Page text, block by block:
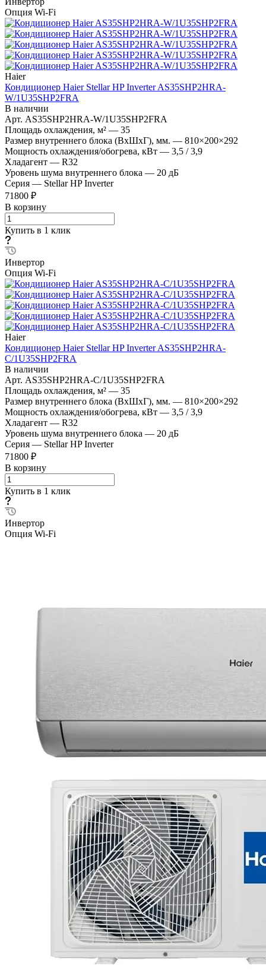
Опция Wi-Fi
Haier
Кондиционер Haier Stellar HP Inverter AS35SHP2HRA-
W/1U35SHP2FRA
В наличии
Арт. AS35SHP2HRA-W/1U35SHP2FRA
Площадь охлаждения, м² — 35
Размер внутреннего блока (ВхШхГ), мм. — 810×200×292
Мощность охлаждения/обогрева, кВт — 3,5 / 3,9
Хладагент — R32
Уровень шума внутреннего блока — 20 дБ
Серия — Stellar HP Inverter
71800 ₽
В корзину
Купить в 1 клик
Инвертор
Опция Wi-Fi
Haier
Кондиционер Haier Stellar HP Inverter AS35SHP2HRA-
C/1U35SHP2FRA
В наличии
Арт. AS35SHP2HRA-C/1U35SHP2FRA
Площадь охлаждения, м² — 35
Размер внутреннего блока (ВхШхГ), мм. — 810×200×292
Мощность охлаждения/обогрева, кВт — 3,5 / 3,9
Хладагент — R32
Уровень шума внутреннего блока — 20 дБ
Серия — Stellar HP Inverter
71800 ₽
В корзину
Купить в 1 клик
Инвертор
Опция Wi-Fi